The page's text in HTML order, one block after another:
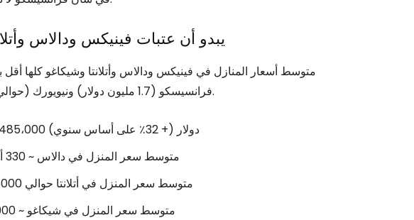
2) يبدو أن عتبات فينيكس ودالاس
متوسط ​​أسعار المنازل في فينيكس ودالاس وأتلانتا وشيكاغو كلها
فرانسيسكو (1.7 مليون دولار) ونيويورك (حوالي 770 ألف دولار) والمدن الكبرى الأخرى.
متوسط ​​سعر المنزل في Phoenix ~ 485،000 دولار (+ 32٪ على أساس سنوي)
متوسط ​​سعر المنزل في دالاس ~ 330 ألف دولار (+ 30٪ على أساس سنوي)
متوسط ​​سعر المنزل في أتلانتا حوالي 398000 دولار (+ 19٪ على أساس سنوي)
متوسط ​​سعر المنزل في شيكاغو ~ 318000 دولار (+ 9٪ على أساس سنوي)